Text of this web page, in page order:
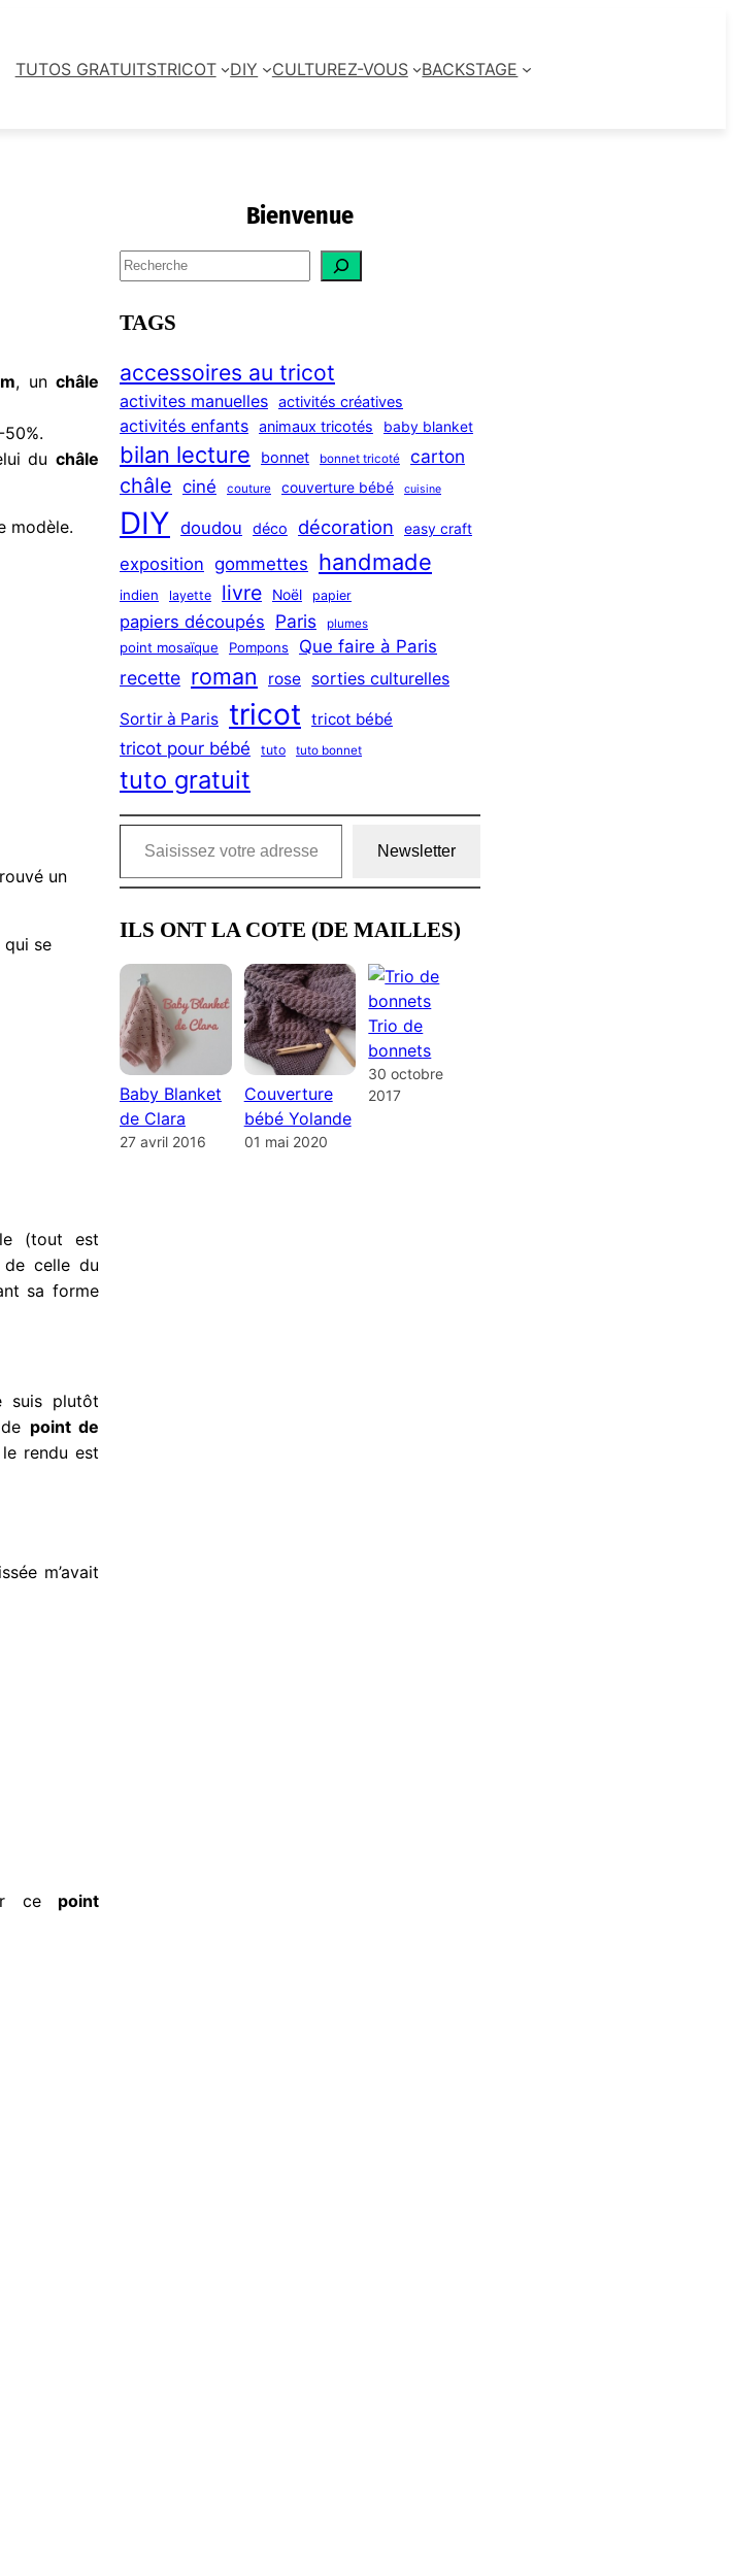
TUTOS GRATUITSTRICOT DIY CULTUREZ-VOUS BACKSTAGE
, unchâle
du châle
modèle.
un
qui se
(tout est
celle du
sa forme
suis plutôt
point de
rendu est
m’avait
ce point
Bienvenue
S
e
a
r
h
TAGS
accessoires au tricot
activites manuelles activités créatives
activités enfants animaux tricotés baby blanket
bilan lecture bonnet bonnet tricoté carton
châle ciné couture couverture bébé cuisine
DIY doudou déco décoration easy craft
exposition gommettes handmade
indien layette livre Noël papier
papiers découpés Paris plumes
point mosaïque Pompons Que faire à Paris
recette roman rose sorties culturelles
Sortir à Paris tricot tricot bébé
tricot pour bébé tuto tuto bonnet
tuto gratuit
Saisissez votre adresse e-mail…
Newsletter
ILS ONT LA COTE (DE MAILLES)
Baby Blanket
de Clara
27 avril 2016
Couverture
bébé Yolande
01 mai 2020
Trio de
bonnets
30 octobre
2017